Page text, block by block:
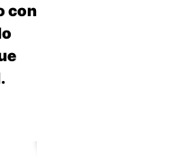
con